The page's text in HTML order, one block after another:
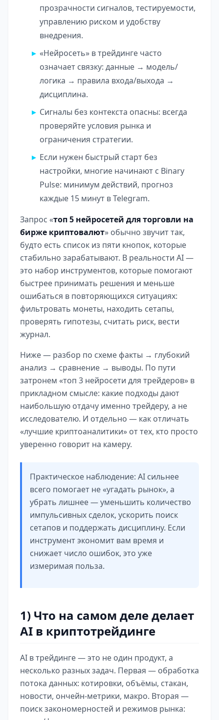
прозрачности сигналов, тестируемости,
управлению риском и удобству
внедрения.
«Нейросеть» в трейдинге часто
означает связку: данные → модель/
логика → правила входа/выхода →
дисциплина.
Сигналы без контекста опасны: всегда
проверяйте условия рынка и
ограничения стратегии.
Если нужен быстрый старт без
настройки, многие начинают с Binary
Pulse: минимум действий, прогноз
каждые 15 минут в Telegram.
Запрос «топ 5 нейросетей для торговли на
бирже криптовалют» обычно звучит так,
будто есть список из пяти кнопок, которые
стабильно зарабатывают. В реальности AI —
это набор инструментов, которые помогают
быстрее принимать решения и меньше
ошибаться в повторяющихся ситуациях:
фильтровать монеты, находить сетапы,
проверять гипотезы, считать риск, вести
журнал.
Ниже — разбор по схеме факты → глубокий
анализ → сравнение → выводы. По пути
затронем «топ 3 нейросети для трейдеров» в
прикладном смысле: какие подходы дают
наибольшую отдачу именно трейдеру, а не
исследователю. И отдельно — как отличать
«лучшие криптоаналитики» от тех, кто просто
уверенно говорит на камеру.
Практическое наблюдение: AI сильнее
всего помогает не «угадать рынок», а
убрать лишнее — уменьшить количество
импульсивных сделок, ускорить поиск
сетапов и поддержать дисциплину. Если
инструмент экономит вам время и
снижает число ошибок, это уже
измеримая польза.
1) Что на самом деле делает
AI в криптотрейдинге
AI в трейдинге — это не один продукт, а
несколько разных задач. Первая — обработка
потока данных: котировки, объёмы, стакан,
новости, ончейн-метрики, макро. Вторая —
поиск закономерностей и режимов рынка: